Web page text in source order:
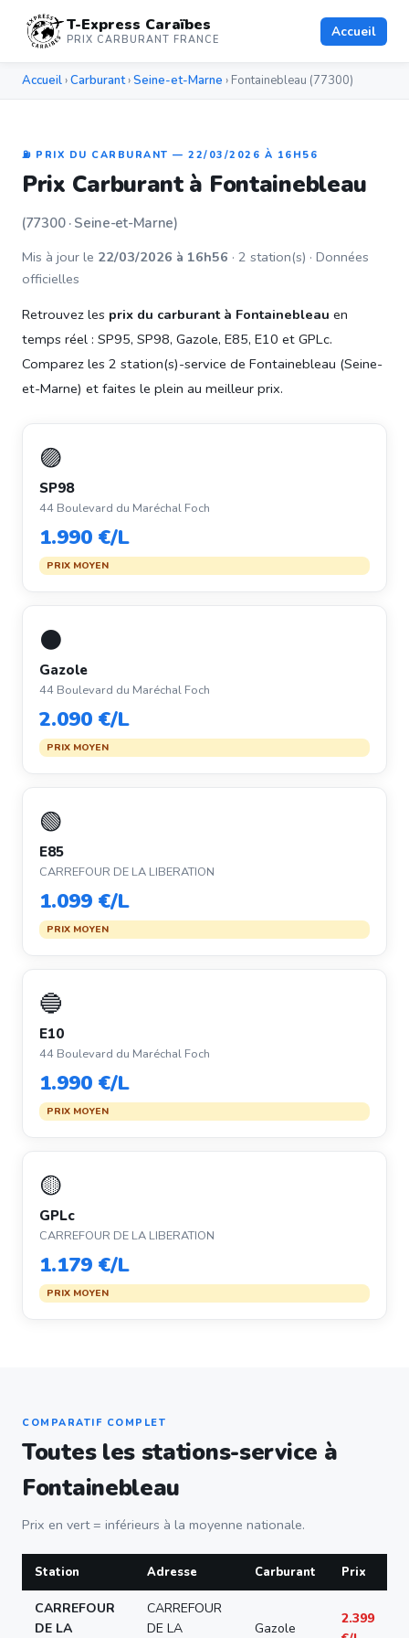
T-Express Caraïbes
PRIX CARBURANT FRANCE Accueil
Accueil ›Carburant›Seine-et-Marne › Fontainebleau (77300)
⛽ PRIX DU CARBURANT — 22/03/2026 À 16H56
Prix Carburant à Fontainebleau
(77300 · Seine-et-Marne)
Mis à jour le 22/03/2026 à 16h56 · 2 station(s) · Données
officielles
Retrouvez les prix du carburant à Fontainebleau en
temps réel : SP95, SP98, Gazole, E85, E10 et GPLc.
Comparez les 2 station(s)-service de Fontainebleau (Seine-
et-Marne) et faites le plein au meilleur prix.
🟣
SP98
44 Boulevard du Maréchal Foch
1.990 €/L
PRIX MOYEN
⚫
Gazole
44 Boulevard du Maréchal Foch
2.090 €/L
PRIX MOYEN
🟢
E85
CARREFOUR DE LA LIBERATION
1.099 €/L
PRIX MOYEN
🔵
E10
44 Boulevard du Maréchal Foch
1.990 €/L
PRIX MOYEN
🟡
GPLc
CARREFOUR DE LA LIBERATION
1.179 €/L
PRIX MOYEN
COMPARATIF COMPLET
Toutes les stations-service à
Fontainebleau
Prix en vert = inférieurs à la moyenne nationale.
Station Adresse Carburant Prix
CARREFOUR
DE LA
CARREFOUR
DE LA
Gazole
2.399